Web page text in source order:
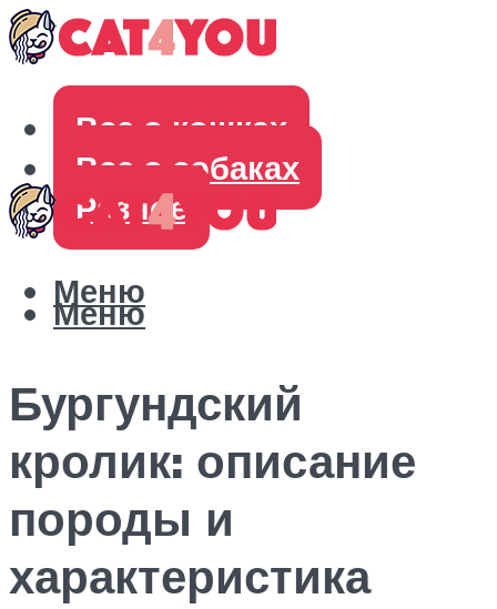
Все о кошках
Все о собаках
Разное
Меню
Меню
Бургундский
кролик: описание
породы и
характеристика